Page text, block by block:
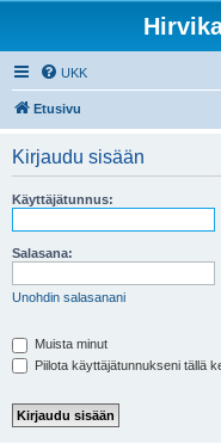
UKK
Etusivu
Kirjaudu sisään
Käyttäjätunnus:
Salasana:
Unohdin salasanani
Muista minut
Piilota käyttäjätunnukseni tällä